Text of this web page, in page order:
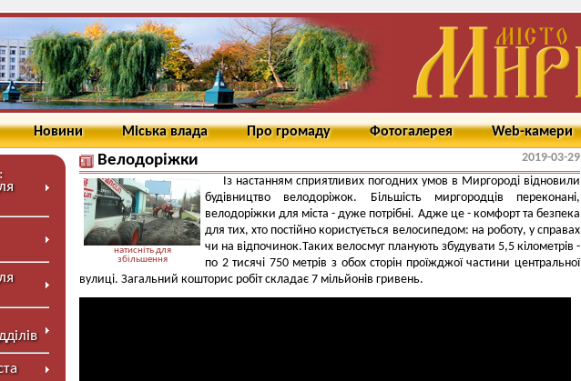
Новини Міська влада Про громаду Фотогалерея Web-камери
Велодоріжки 2019-03-29
натисніть для
збільшення
Із настанням сприятливих погодних умов в Миргороді відновили
будівництво велодоріжок. Більшість миргородців переконані,
велодоріжки для міста - дуже потрібні. Адже це - комфорт та безпека
для тих, хто постійно користується велосипедом: на роботу, у справах
чи на відпочинок.Таких велосмуг планують збудувати 5,5 кілометрів -
по 2 тисячі 750 метрів з обох сторін проїжджої частини центральної
вулиці. Загальний кошторис робіт складає 7 мільйонів гривень.